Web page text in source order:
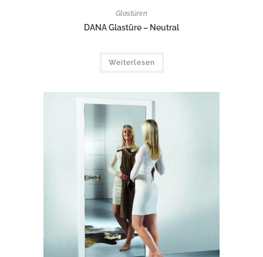
Glastüren
DANA Glastüre – Neutral
Weiterlesen